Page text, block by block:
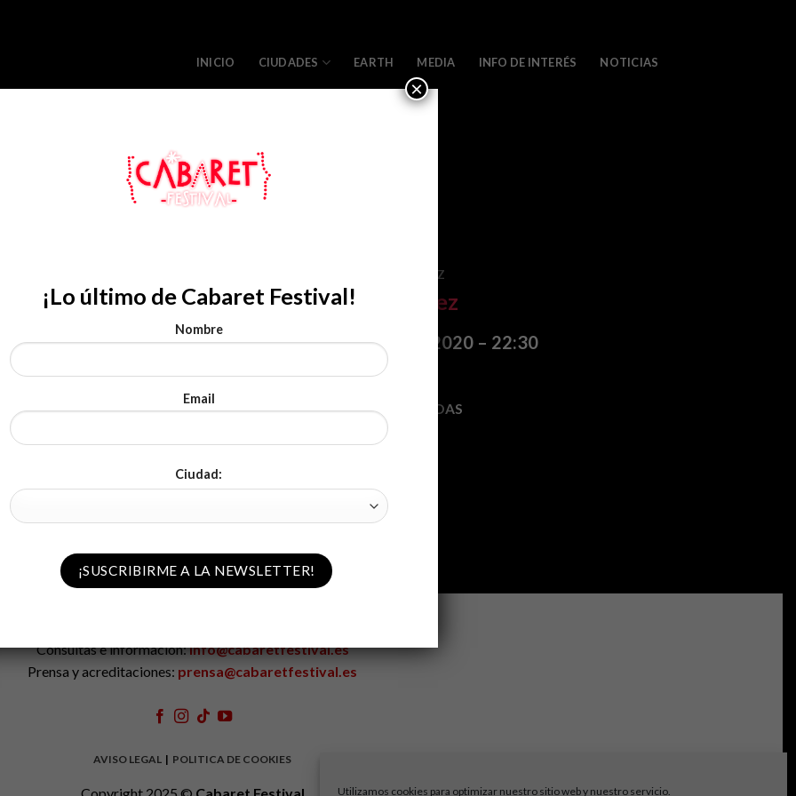
Utilizamos cookies para optimizar nuestro sitio web y nuestro servicio.
INICIO CIUDADES EARTH MEDIA INFO DE INTERÉS NOTICIAS
VITORIA-GASTEIZ
Goyo Jiménez
Jueves 06 de Agosto de 2020 – 22:30
COMPRAR ENTRADAS
Consultas e información:info@cabaretfestival.es
Prensa y acreditaciones: prensa@cabaretfestival.es
AVISO LEGAL | POLITICA DE COOKIES
¡Lo último de Cabaret Festival!
Nombre
Email
Ciudad:
×